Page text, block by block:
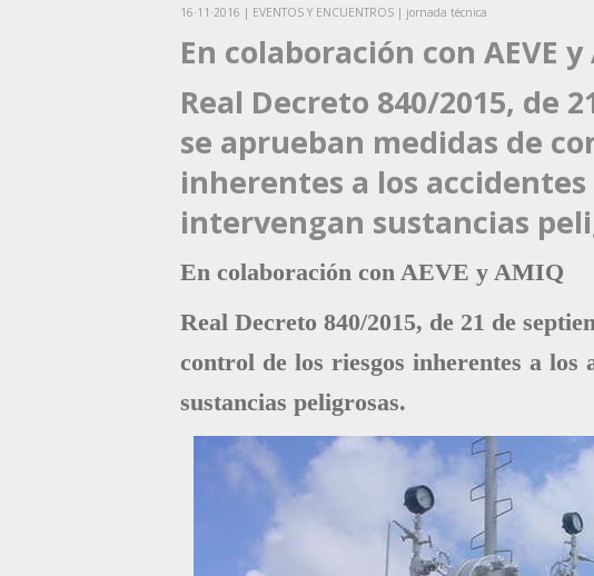
16·11·2016 | EVENTOS Y ENCUENTROS | jornada técnica
En colaboración con AEVE y
Real Decreto 840/2015, de
se aprueban medidas de
inherentes a los
intervengan sustancias
En colaboración con AEVE y AMIQ
Real Decreto 840/2015, de 21 de
control de los riesgos inherentes a los
sustancias peligrosas.